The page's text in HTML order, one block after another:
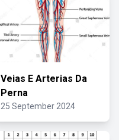
Veias E Arterias Da
Perna
25 September 2024